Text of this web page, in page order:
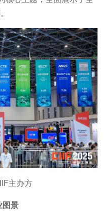
主办方
景